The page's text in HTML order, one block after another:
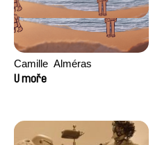
Camille​ ​ ​Alméras
U moře